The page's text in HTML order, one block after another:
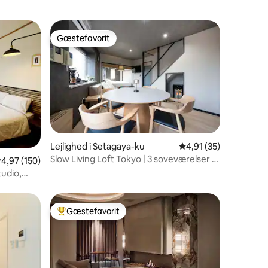
omtaler
ud af 5 i gennemsnitlig bedømmelse, 150 omtaler
4,97 (150)
Gæstefavorit
Gæstefavorit
Lejlighed i Setagaya-ku 4,91 ud af 5 i
4,91 (35)
Slow Living Loft Tokyo | 3 soveværelser |
Bedste gæstefavorit
Gæstefavorit